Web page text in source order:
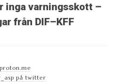
inga varningsskott –
från DIF–KFF
på twitter